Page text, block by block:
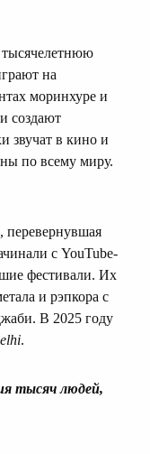
тысячелетнюю
на
моринхуре и
создают
звучат в кино и
по всему миру.
перевернувшая
с YouTube-
фестивали. Их
и рэпкора с
В 2025 году
.
тысяч людей,